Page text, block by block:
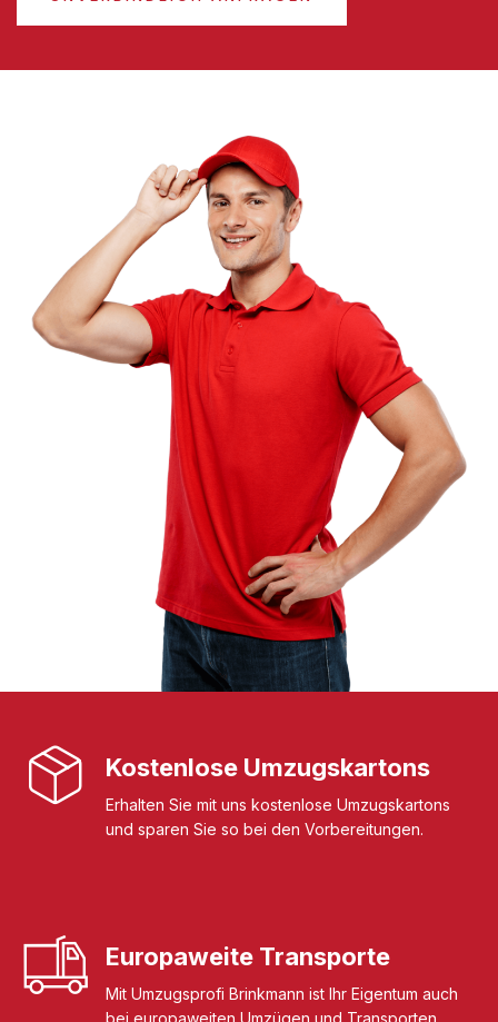
Kostenlose Umzugskartons
Erhalten Sie mit uns kostenlose Umzugskartons
und sparen Sie so bei den Vorbereitungen.
Europaweite Transporte
Mit Umzugsprofi Brinkmann ist Ihr Eigentum auch